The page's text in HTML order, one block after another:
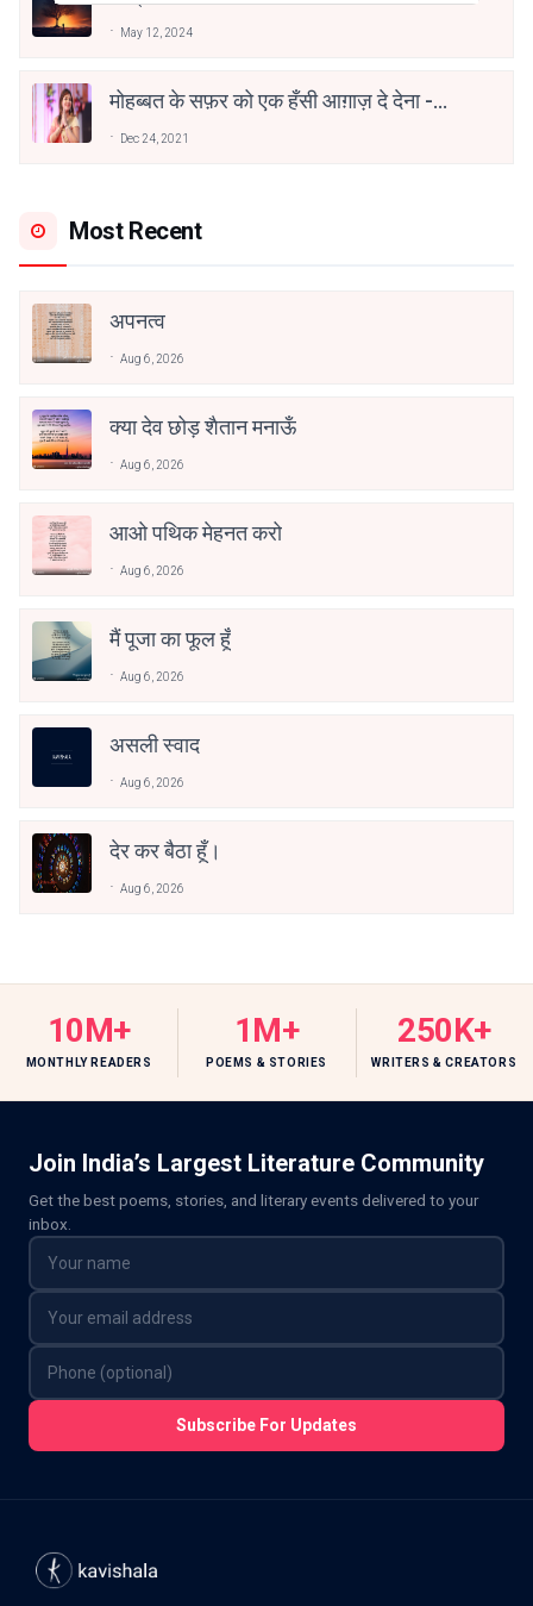
May 12, 2024
मोहब्बत के सफ़र को एक हँसी आग़ाज़ दे देना -
Dec 24, 2021
Most Recent
अपनत्व
Aug 6, 2026
क्या देव छोड़ शैतान मनाऊँ
Aug 6, 2026
आओ पथिक मेहनत करो
Aug 6, 2026
मैं पूजा का फूल हूँ
Aug 6, 2026
असली स्वाद
Aug 6, 2026
देर कर बैठा हूँ।
Aug 6, 2026
10M+
MONTHLY READERS
1M+
POEMS & STORIES
250K+
WRITERS & CREATORS
Join India’s Largest Literature Community
Get the best poems, stories, and literary events delivered to your
inbox.
Subscribe For Updates